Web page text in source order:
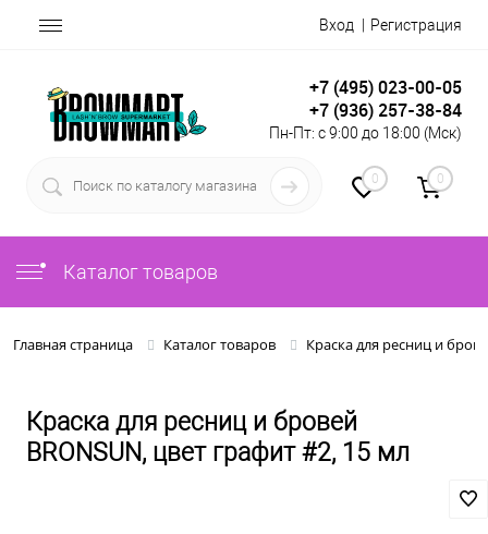
Вход Регистрация
+7 (495) 023-00-05
+7 (936) 257-38-84
Пн-Пт: с 9:00 до 18:00 (Мск)
0 0
Каталог товаров
Главная страница Каталог товаров Краска для ресниц и
Краска для ресниц и бровей
BRONSUN, цвет графит #2, 15 мл